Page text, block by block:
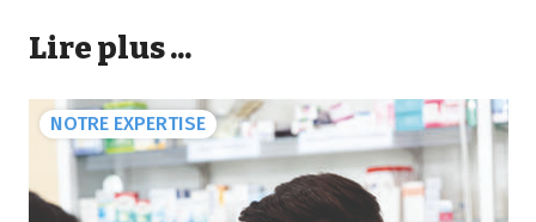
Lire plus ...
NOTRE EXPERTISE